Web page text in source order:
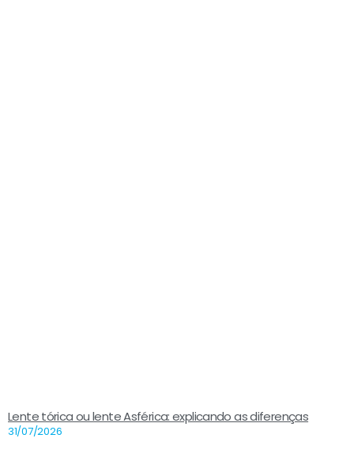
Lente tórica ou lente Asférica: explicando as diferenças
31/07/2026